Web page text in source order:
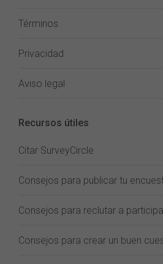
Términos
Privacidad
Aviso legal
Recursos útiles
Citar SurveyCircle
Consejos para publicar tu
Consejos para reclutar a
Consejos para crear un buen